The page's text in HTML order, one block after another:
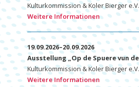
Kulturkommission & Koler Bierger e.V.
Weitere Informationen
19.09.2026–20.09.2026
Ausstellung „Op de Spuere vun
Kulturkommission & Koler Bierger e.V.
Weitere Informationen